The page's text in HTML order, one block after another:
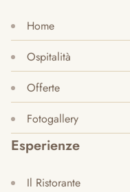
Home
Ospitalità
Offerte
Fotogallery
Esperienze
Il Ristorante